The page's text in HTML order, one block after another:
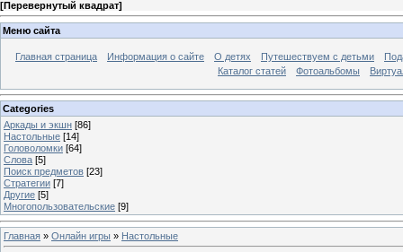
[Перевернутый квадрат]
Меню сайта
Главная страница Информация о сайте О детях Путешествуем с детьми
Каталог статей
Фотоальбомы
Categories
Аркады и экшн [86]
Настольные [14]
Головоломки [64]
Слова [5]
Поиск предметов [23]
Стратегии [7]
Другие [5]
Многопользовательские [9]
Главная » Онлайн игры » Настольные